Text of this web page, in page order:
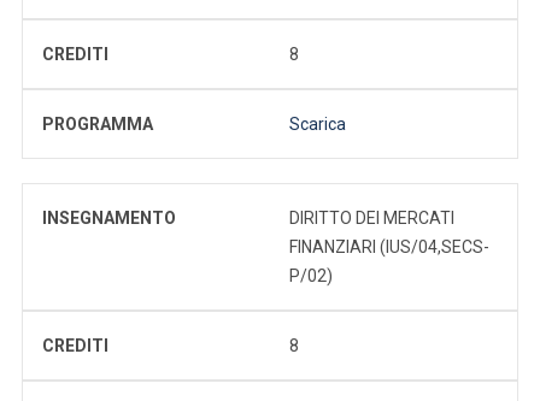
CREDITI 8
PROGRAMMA Scarica
INSEGNAMENTO
DIRITTO DEI MERCATI
FINANZIARI (IUS/04,SECS-
P/02)
CREDITI 8